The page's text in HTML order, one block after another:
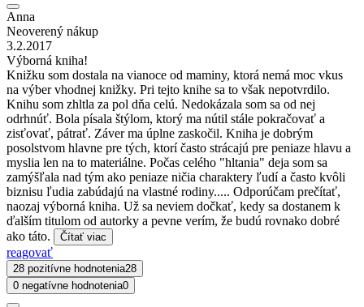
Anna
Neoverený nákup
3.2.2017
Výborná kniha!
Knižku som dostala na vianoce od maminy, ktorá nemá moc vkus
na výber vhodnej knižky. Pri tejto knihe sa to však nepotvrdilo.
Knihu som zhltla za pol dňa celú. Nedokázala som sa od nej
odrhnúť. Bola písala štýlom, ktorý ma nútil stále pokračovať a
zisťovať, pátrať. Záver ma úplne zaskočil. Kniha je dobrým
posolstvom hlavne pre tých, ktorí často strácajú pre peniaze hlavu a
myslia len na to materiálne. Počas celého "hltania" deja som sa
zamýšľala nad tým ako peniaze ničia charaktery ľudí a často kvôli
biznisu ľudia zabúdajú na vlastné rodiny..... Odporúčam prečítať,
naozaj výborná kniha. Už sa neviem dočkať, kedy sa dostanem k
ďalším titulom od autorky a pevne verím, že budú rovnako dobré
ako táto.
Čítať viac
reagovať
28 pozitívne hodnotenia28
0 negatívne hodnotenia0